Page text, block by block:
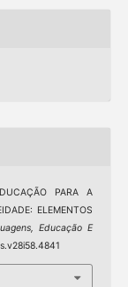
PARA A
ELEMENTOS
Educação E